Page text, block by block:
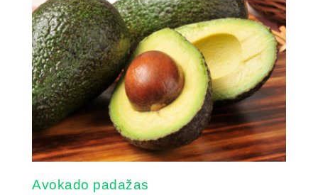
Avokado padažas